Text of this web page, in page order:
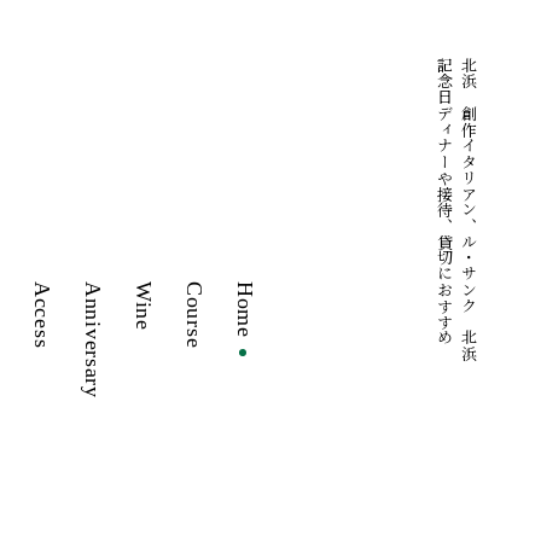
北浜の創作イタリアン、ル・サンク 北浜｜
記念日ディナーや接待、貸切におすすめ
Home
Course
Wine
Anniversary
Access